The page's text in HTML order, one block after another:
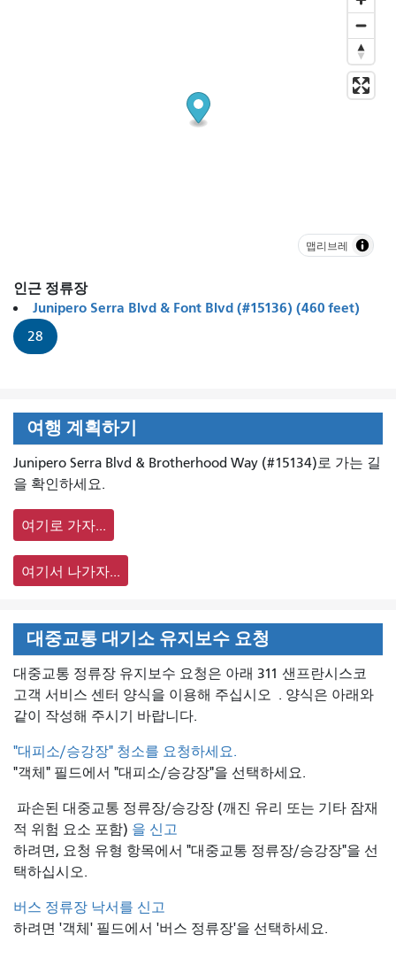
맵리브레
인근 정류장
Junipero Serra Blvd & Font Blvd (#15136) (460 feet)
28
여행 계획하기
Junipero Serra Blvd & Brotherhood Way (#15134)로 가는 길
을 확인하세요.
여기로 가자...
여기서 나가자...
대중교통 대기소 유지보수 요청
대중교통 정류장 유지보수 요청은 아래 311 샌프란시스코
고객 서비스 센터 양식을 이용해 주십시오 . 양식은 아래와
같이 작성해 주시기 바랍니다.
"대피소/승강장" 청소를 요청하세요.
"객체" 필드에서 "대피소/승강장"을 선택하세요.
파손된 대중교통 정류장/승강장 (깨진 유리 또는 기타 잠재
적 위험 요소 포함) 을 신고
하려면, 요청 유형 항목에서 "대중교통 정류장/승강장"을 선
택하십시오.
버스 정류장 낙서를 신고
하려면 '객체' 필드에서 '버스 정류장'을 선택하세요.